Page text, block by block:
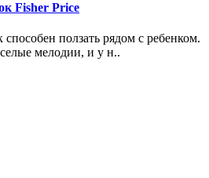
Fisher Price
ползать рядом с ребенком.
мелодии, и у н..